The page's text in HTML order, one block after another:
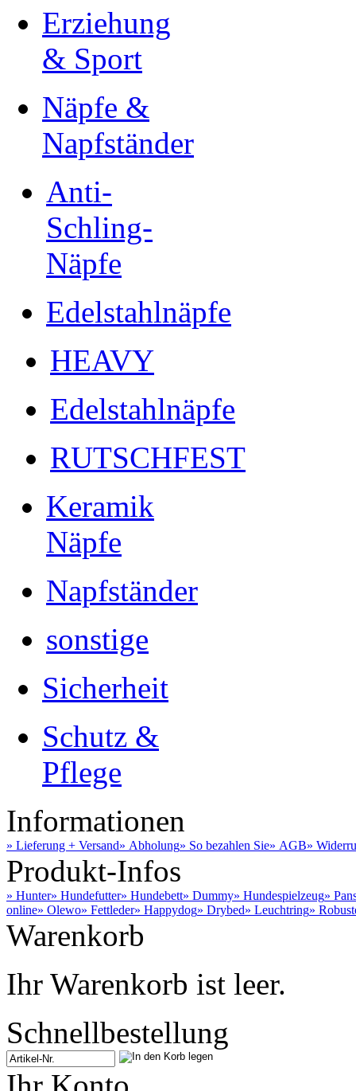
Erziehung
& Sport
Näpfe &
Napfständer
Anti-
Schling-
Näpfe
Edelstahlnäpfe
HEAVY
Edelstahlnäpfe
RUTSCHFEST
Keramik
Näpfe
Napfständer
sonstige
Sicherheit
Schutz &
Pflege
Informationen
» Lieferung + Versand» Abholung» So bezahlen Sie» AGB»
Produkt-Infos
» Hunter» Hundefutter» Hundebett» Dummy» Hundespielzeug»
online» Olewo» Fettleder» Happydog» Drybed» Leuchtring»
Warenkorb
Ihr Warenkorb ist leer.
Schnellbestellung